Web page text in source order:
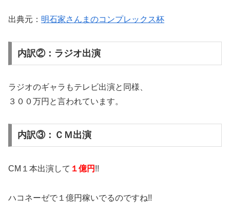
出典元： 明石家さんまのコンプレックス杯
内訳②：ラジオ出演
ラジオのギャラもテレビ出演と同様、
３００万円と言われています。
内訳③：ＣＭ出演
CM１本出演して １億円 !!
ハコネーゼで１億円稼いでるのですね!!